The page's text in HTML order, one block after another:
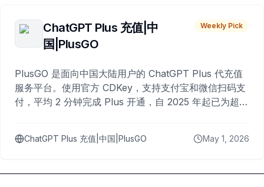
ChatGPT Plus 充值|中
国|PlusGO
Weekly Pick
PlusGO 是面向中国大陆用户的 ChatGPT Plus 代充值
服务平台。使用官方 CDKey，支持支付宝和微信扫码支
付，平均 2 分钟完成 Plus 开通，自 2025 年起已为超过
ChatGPT Plus 充值|中国|PlusGO May 1, 2026